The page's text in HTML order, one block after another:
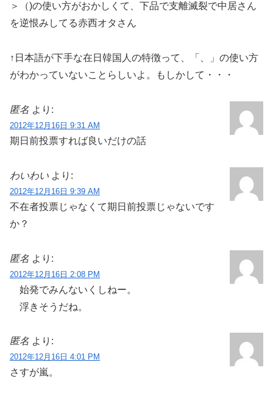
＞（)の使い方がおかしくて、下品で支離滅裂で中居さん
を逆恨みしてる赤西オタさん
↑日本語が下手な在日韓国人の特徴って、「、」の使い方
がわかっていないことらしいよ。もしかして・・・
匿名 より:
2012年12月16日 9:31 AM
期日前投票すれば良いだけの話
わいわい より:
2012年12月16日 9:39 AM
不在者投票じゃなくて期日前投票じゃないです
か？
匿名 より:
2012年12月16日 2:08 PM
始発でみんないくしねー。
浮きそうだね。
匿名 より:
2012年12月16日 4:01 PM
さすが嵐。